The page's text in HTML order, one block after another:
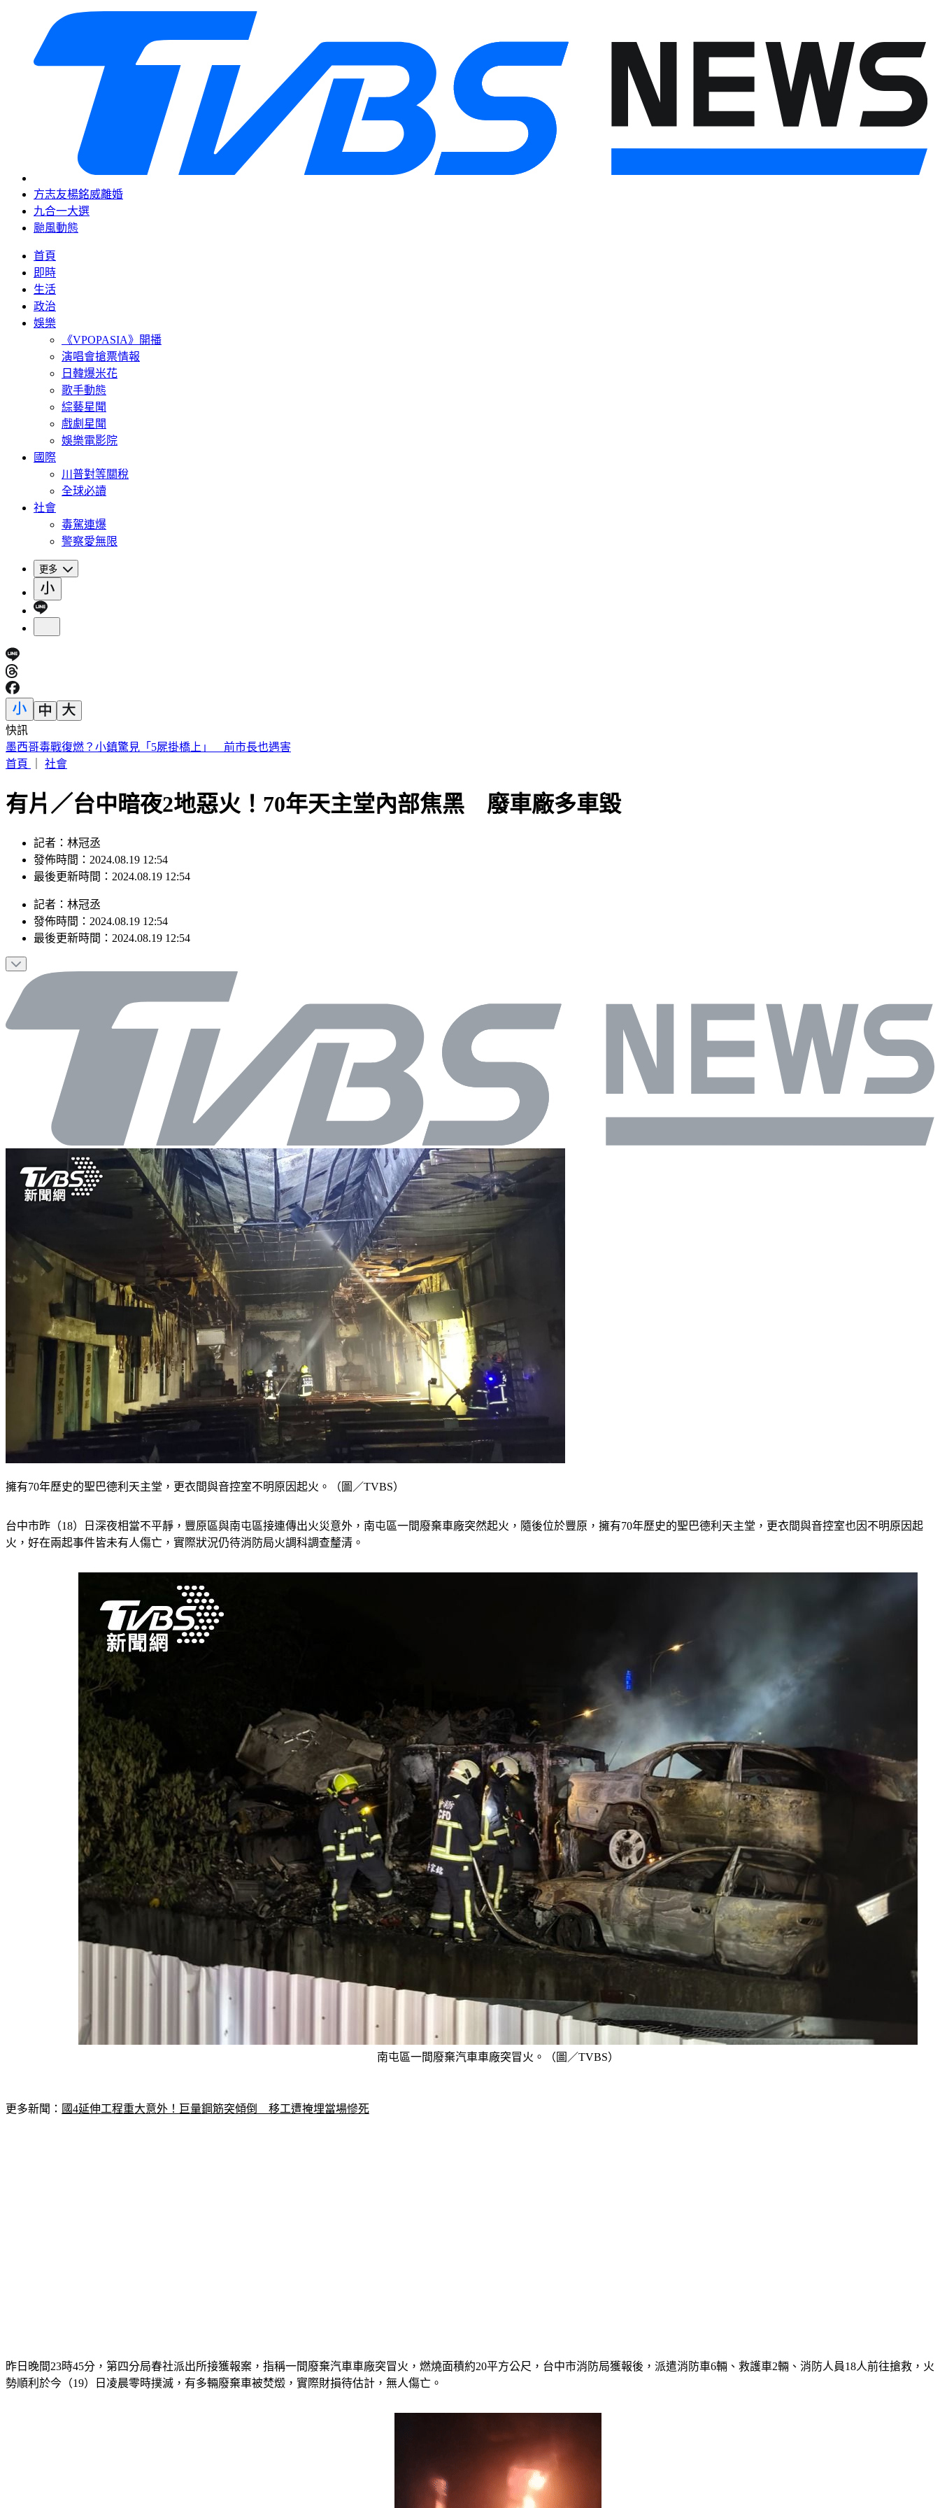
方志友楊銘威離婚
九合一大選
颱風動態
首頁
即時
生活
政治
娛樂
《VPOPASIA》開播
演唱會搶票情報
日韓爆米花
歌手動態
綜藝星聞
戲劇星聞
娛樂電影院
國際
川普對等關稅
全球必讀
社會
毒駕連爆
警察愛無限
更多
快訊
7-11哈根達斯買3送2 萊爾富咖啡買1送1
首頁
社會
有片／台中暗夜2地惡火！70年天主堂內部焦黑 廢車廠多車毀
記者：林冠丞
發佈時間：2024.08.19 12:54
最後更新時間：2024.08.19 12:54
記者 ： 林冠丞
發佈時間： 2024.08.19 12:54
最後更新時間： 2024.08.19 12:54
擁有70年歷史的聖巴德利天主堂，更衣間與音控室不明原因起火。（圖／TVBS）
台中市昨（18）日深夜相當不平靜，豐原區與南屯區接連傳出火災意外，南屯區一間廢棄車廠突然起火，隨後位於豐原，擁有70年歷史的聖巴德利天主堂，更衣間與音控室也因不明原因起
火，好在兩起事件皆未有人傷亡，實際狀況仍待消防局火調科調查釐清。
南屯區一間廢棄汽車車廠突冒火。（圖／TVBS）
更多新聞： 國4延伸工程重大意外！巨量鋼筋突傾倒　移工遭掩埋當場慘死
昨日晚間23時45分，第四分局春社派出所接獲報案，指稱一間廢棄汽車車廠突冒火，燃燒面積約20平方公尺，台中市消防局獲報後，派遣消防車6輛、救護車2輛、消防人員18人前往搶救，火
勢順利於今（19）日凌晨零時撲滅，有多輛廢棄車被焚燬，實際財損待估計，無人傷亡。